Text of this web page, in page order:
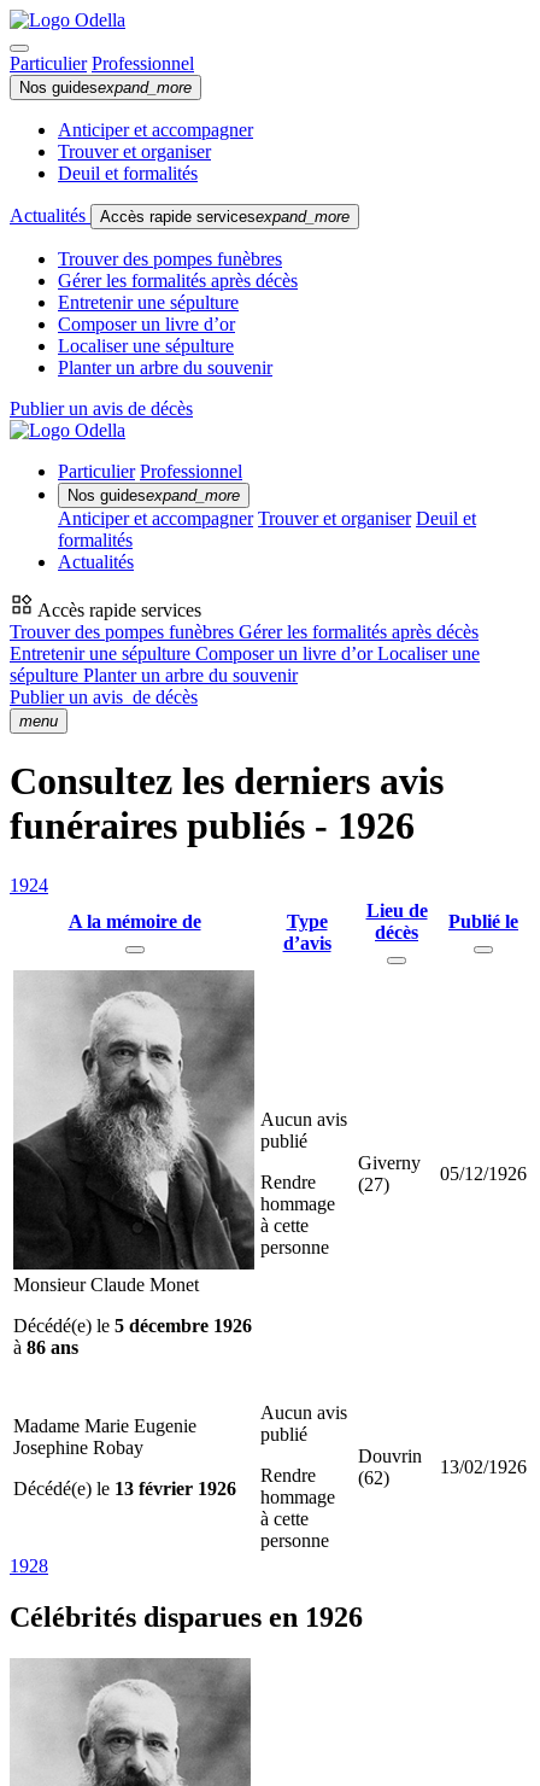
Particulier Professionnel
Nos guidesexpand_more
Anticiper et accompagner
Trouver et organiser
Deuil et formalités
Actualités Accès rapide servicesexpand_more
Trouver des pompes funèbres
Gérer les formalités après décès
Entretenir une sépulture
Composer un livre d’or
Localiser une sépulture
Planter un arbre du souvenir
Publier un avis de décès
Particulier Professionnel
Nos guidesexpand_more
Anticiper et accompagner Trouver et organiser Deuil et
formalités
Actualités
Accès rapide services
Trouver des pompes funèbres Gérer les formalités après décès
Entretenir une sépulture Composer un livre d’orLocaliser une
sépulture Planter un arbre du souvenir
Publier un avis de décès
menu
Consultez les derniers avis
funéraires publiés - 1926
1924
A la mémoire de
Type
d’avis
Lieu de
décès
Publié le
Monsieur Claude Monet
Décédé(e) le 5 décembre 1926
à 86 ans
Aucun avis
publié
Rendre
hommage
à cette
personne
Giverny
(27)
05/12/1926
Madame Marie Eugenie
Josephine Robay
Décédé(e) le 13 février 1926
Aucun avis
publié
Rendre
hommage
à cette
personne
Douvrin
(62)
13/02/1926
1928
Célébrités disparues en 1926